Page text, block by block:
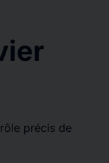
précis de